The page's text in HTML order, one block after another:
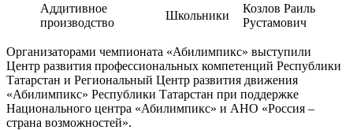
Аддитивное
производство
Школьники
Козлов Раиль
Рустамович
Организаторами чемпионата «Абилимпикс» выступили
Центр развития профессиональных компетенций Республики
Татарстан и Региональный Центр развития движения
«Абилимпикс» Республики Татарстан при поддержке
Национального центра «Абилимпикс» и АНО «Россия –
страна возможностей».